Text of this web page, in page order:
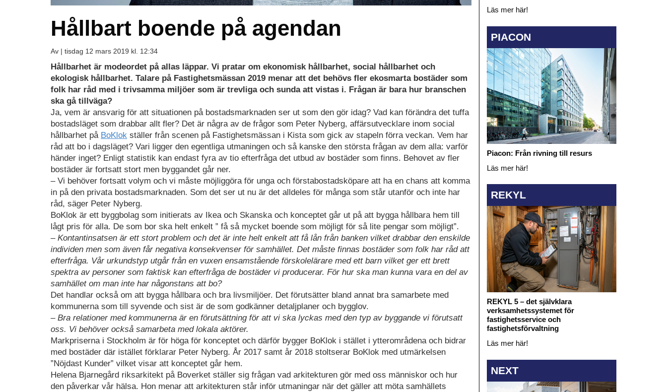
Hållbart boende på agendan
Av | tisdag 12 mars 2019 kl. 12:34
Hållbarhet är modeordet på allas läppar. Vi pratar om ekonomisk hållbarhet, social hållbarhet och
ekologisk hållbarhet. Talare på Fastighetsmässan 2019 menar att det behövs fler ekosmarta bostäder som
folk har råd med i trivsamma miljöer som är trevliga och sunda att vistas i. Frågan är bara hur branschen
ska gå tillväga?
Ja, vem är ansvarig för att situationen på bostadsmarknaden ser ut som den gör idag? Vad kan förändra det tuffa
bostadsläget som drabbar allt fler? Det är några av de frågor som Peter Nyberg, affärsutvecklare inom social
hållbarhet på BoKlok ställer från scenen på Fastighetsmässan i Kista som gick av stapeln förra veckan. Vem har
råd att bo i dagsläget? Vari ligger den egentliga utmaningen och så kanske den största frågan av dem alla: varför
händer inget? Enligt statistik kan endast fyra av tio efterfråga det utbud av bostäder som finns. Behovet av fler
bostäder är fortsatt stort men byggandet går ner.
– Vi behöver fortsatt volym och vi måste möjliggöra för unga och förstabostadsköpare att ha en chans att komma
in på den privata bostadsmarknaden. Som det ser ut nu är det alldeles för många som står utanför och inte har
råd, säger Peter Nyberg.
BoKlok är ett byggbolag som initierats av Ikea och Skanska och konceptet går ut på att bygga hållbara hem till
lågt pris för alla. De som bor ska helt enkelt ” få så mycket boende som möjligt för så lite pengar som möjligt”.
– Kontantinsatsen är ett stort problem och det är inte helt enkelt att få lån från banken vilket drabbar den enskilde
individen men som även får negativa konsekvenser för samhället. Det måste finnas bostäder som folk har råd att
efterfråga. Vår urkundstyp utgår från en vuxen ensamstående förskolelärare med ett barn vilket ger ett brett
spektra av personer som faktisk kan efterfråga de bostäder vi producerar. För hur ska man kunna vara en del av
samhället om man inte har någonstans att bo?
Det handlar också om att bygga hållbara och bra livsmiljöer. Det förutsätter bland annat bra samarbete med
kommunerna som till syvende och sist är de som godkänner detaljplaner och bygglov.
– Bra relationer med kommunerna är en förutsättning för att vi ska lyckas med den typ av byggande vi förutsatt
oss. Vi behöver också samarbeta med lokala aktörer.
Markpriserna i Stockholm är för höga för konceptet och därför bygger BoKlok i stället i ytterområdena och bidrar
med bostäder där istället förklarar Peter Nyberg. År 2017 samt år 2018 stoltserar BoKlok med utmärkelsen
”Nöjdast Kunder” vilket visar att konceptet går hem.
Helena Bjarnegård riksarkitekt på Boverket ställer sig frågan vad arkitekturen gör med oss människor och hur
den påverkar vår hälsa. Hon menar att arkitekturen står inför utmaningar när det gäller att möta samhällets
Läs mer här!
PIACON
Piacon: Från rivning till resurs
Läs mer här!
REKYL
REKYL 5 – det självklara
verksamhetssystemet för
fastighetsservice och
fastighetsförvaltning
Läs mer här!
NEXT